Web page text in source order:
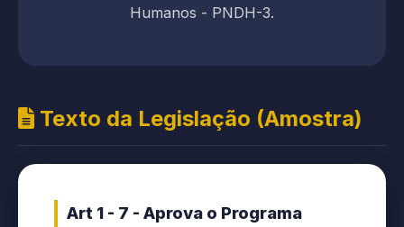
Humanos - PNDH-3.
Texto da Legislação (Amostra)
Art 1 - 7 - Aprova o Programa